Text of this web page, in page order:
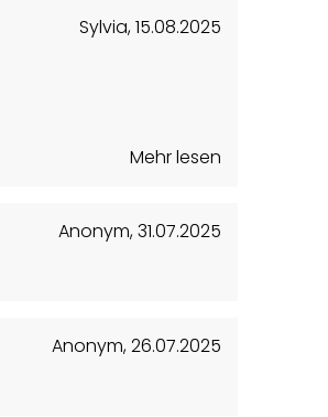
Sylvia,15.08.2025
Mehr lesen
Anonym,31.07.2025
Anonym,26.07.2025